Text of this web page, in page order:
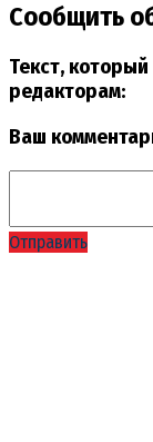
Сообщить
Текст,
редакторам:
Ваш
Отправить